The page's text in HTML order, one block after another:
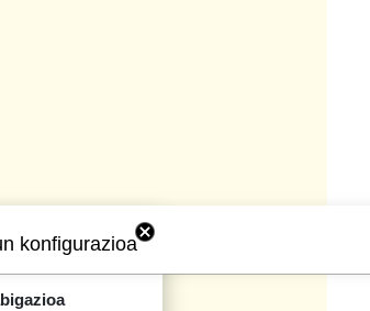
konfigurazioa